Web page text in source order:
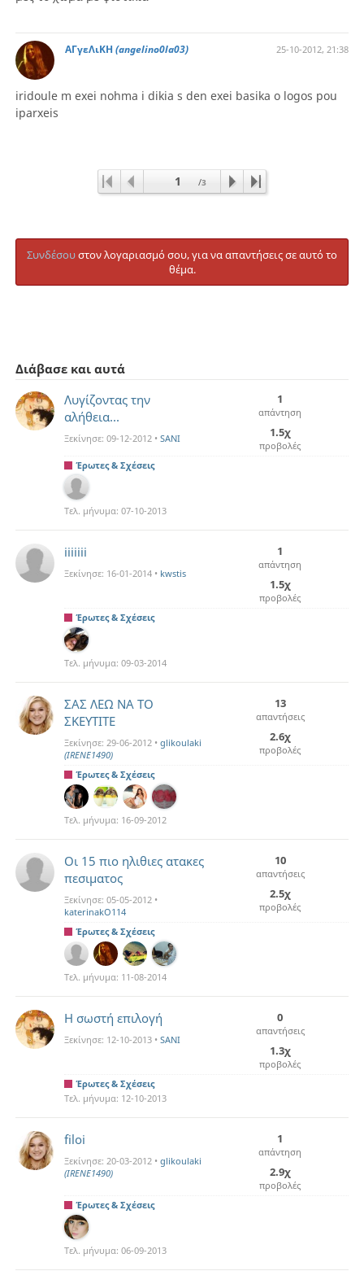
ΑΓγεΛιΚΗ (angelino0la03) 25-10-2012, 21:38
iridoule m exei nohma i dikia s den exei basika o logos pou
iparxeis
1 /3
Συνδέσουστον λογαριασμό σου, για να απαντήσεις σε αυτό το
θέμα.
Διάβασε και αυτά
Λυγίζοντας την
αλήθεια...
Ξεκίνησε: 09-12-2012 • SANI
1
απάντηση
1.5χ
προβολές
Έρωτες & Σχέσεις
Τελ. μήνυμα: 07-10-2013
iiiiiii
Ξεκίνησε: 16-01-2014 • kwstis
1
απάντηση
1.5χ
προβολές
Έρωτες & Σχέσεις
Τελ. μήνυμα: 09-03-2014
ΣΑΣ ΛΕΩ ΝΑ ΤΟ
ΣΚΕΥΤΙΤΕ
Ξεκίνησε: 29-06-2012 • glikoulaki
(IRENE1490)
13
απαντήσεις
2.6χ
προβολές
Έρωτες & Σχέσεις
Τελ. μήνυμα: 16-09-2012
Οι 15 πιο ηλιθιες ατακες
πεσιματος
Ξεκίνησε: 05-05-2012 •
katerinakO114
10
απαντήσεις
2.5χ
προβολές
Έρωτες & Σχέσεις
Τελ. μήνυμα: 11-08-2014
Η σωστή επιλογή
Ξεκίνησε: 12-10-2013 • SANI
0
απαντήσεις
1.3χ
προβολές
Έρωτες & Σχέσεις
Τελ. μήνυμα: 12-10-2013
filoi
Ξεκίνησε: 20-03-2012 • glikoulaki
(IRENE1490)
1
απάντηση
2.9χ
προβολές
Έρωτες & Σχέσεις
Τελ. μήνυμα: 06-09-2013